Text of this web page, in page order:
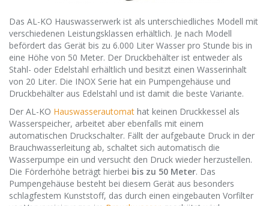
Das AL-KO Hauswasserwerk ist als unterschiedliches Modell mit
verschiedenen Leistungsklassen erhältlich. Je nach Modell
befördert das Gerät bis zu 6.000 Liter Wasser pro Stunde bis in
eine Höhe von 50 Meter. Der Druckbehälter ist entweder als
Stahl- oder Edelstahl erhältlich und besitzt einen Wasserinhalt
von 20 Liter. Die INOX Serie hat ein Pumpengehäuse und
Druckbehälter aus Edelstahl und ist damit die beste Variante.
Der AL-KO Hauswasserautomat hat keinen Druckkessel als
Wasserspeicher, arbeitet aber ebenfalls mit einem
automatischen Druckschalter. Fällt der aufgebaute Druck in der
Brauchwasserleitung ab, schaltet sich automatisch die
Wasserpumpe ein und versucht den Druck wieder herzustellen.
Die Förderhöhe beträgt hierbei bis zu 50 Meter. Das
Pumpengehäuse besteht bei diesem Gerät aus besonders
schlagfestem Kunststoff, das durch einen eingebauten Vorfilter